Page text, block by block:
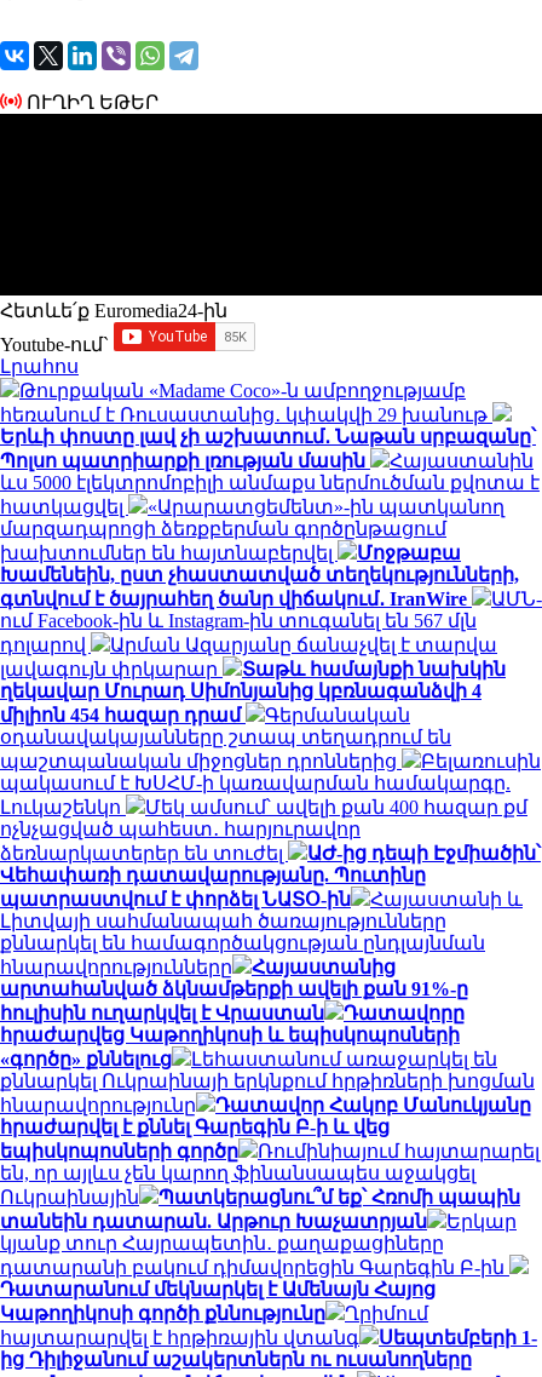
ՈՒՂԻՂ ԵԹԵՐ
Հետևե՛ք Euromedia24-ին
Youtube-ում`
Լրահոս
Թուրքական «Madame Coco»-ն ամբողջությամբ
հեռանում է Ռուսաստանից․ կփակվի 29 խանութ
Երևի փոստը լավ չի աշխատում․ Նաթան սրբազանը՝
Պոլսո պատրիարքի լռության մասին
Հայաստանին
ևս 5000 էլեկտրոմոբիլի անմաքս ներմուծման քվոտա է
հատկացվել
«Արարատցեմենտ»-ին պատկանող
մարզադպրոցի ձեռքբերման գործընթացում
խախտումներ են հայտնաբերվել
Մոջթաբա
Խամենեին, ըստ չհաստատված տեղեկությունների,
գտնվում է ծայրահեղ ծանր վիճակում․ IranWire
ԱՄՆ-
ում Facebook-ին և Instagram-ին տուգանել են 567 մլն
դոլարով
Արման Ազարյանը ճանաչվել է տարվա
լավագույն փրկարար
Տաթև համայնքի նախկին
ղեկավար Մուրադ Սիմոնյանից կբռնագանձվի 4
միլիոն 454 հազար դրամ
Գերմանական
օդանավակայանները շտապ տեղադրում են
պաշտպանական միջոցներ դրոններից
Բելառուսին
պակասում է ԽՍՀՄ-ի կառավարման համակարգը.
Լուկաշենկո
Մեկ ամսում՝ ավելի քան 400 հազար քմ
ոչնչացված պահեստ․ հարյուրավոր
ձեռնարկատերեր են տուժել
ԱԺ-ից դեպի Էջմիածին՝
Վեհափառի դատավարությանը. Պուտինը
պատրաստվում է փորձել ՆԱՏՕ-ին
Հայաստանի և
Լիտվայի սահմանապահ ծառայությունները
քննարկել են համագործակցության ընդլայնման
հնարավորությունները
Հայաստանից
արտահանված ձկնամթերքի ավելի քան 91%-ը
հուլիսին ուղարկվել է Վրաստան
Դատավորը
հրաժարվեց Կաթողիկոսի և եպիսկոպոսների
«գործը» քննելուց
Լեհաստանում առաջարկել են
քննարկել Ուկրաինայի երկնքում հրթիռների խոցման
հնարավորությունը
Դատավոր Հակոբ Մանուկյանը
հրաժարվել է քննել Գարեգին Բ-ի և վեց
եպիսկոպոսների գործը
Ռումինիայում հայտարարել
են, որ այլևս չեն կարող ֆինանսապես աջակցել
Ուկրաինային
Պատկերացնու՞մ եք՝ Հռոմի պապին
տանեին դատարան. Արթուր Խաչատրյան
Երկար
կյանք տուր Հայրապետին․ քաղաքացիները
դատարանի բակում դիմավորեցին Գարեգին Բ-ին
Դատարանում մեկնարկել է Ամենայն Հայոց
Կաթողիկոսի գործի քննությունը
Ղրիմում
հայտարարվել է հրթիռային վտանգ
Սեպտեմբերի 1-
ից Դիլիջանում աշակերտներն ու ուսանողները